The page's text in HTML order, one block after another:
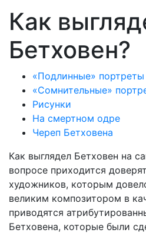
Как
Бетховен?
«Подлинные» портреты
«Сомнительные»
Рисунки
На смертном одре
Череп Бетховена
Как выглядел Бетховен на
вопросе приходится
художников, которым
великим композитором в
приводятся
Бетховена, которые были